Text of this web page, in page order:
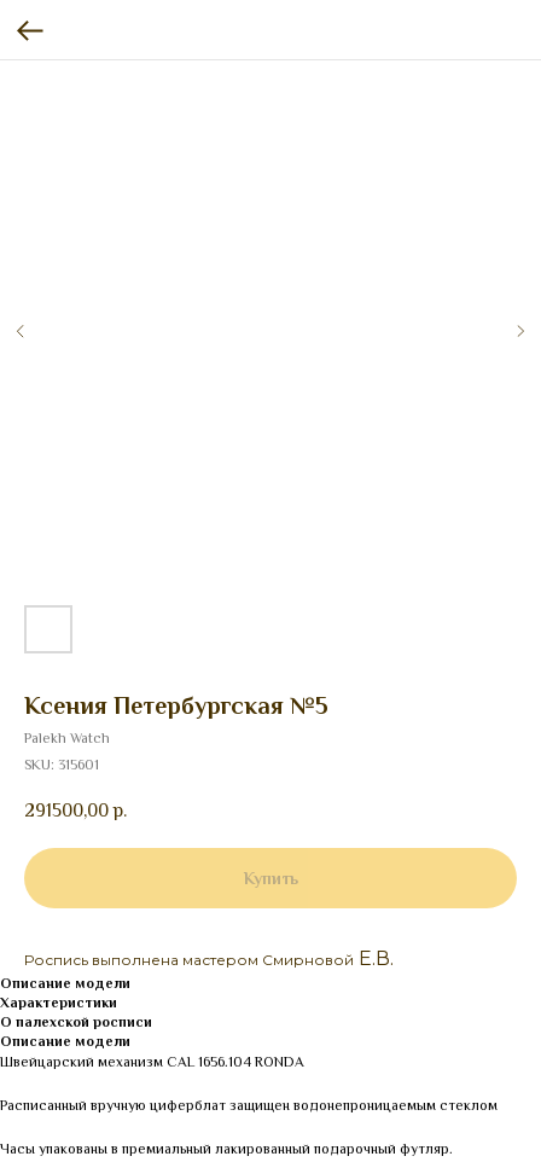
Ксения Петербургская №5
Palekh Watch
SKU: 315601
291500,00 р.
Купить
Роспись выполнена мастером Смирновой Е.В.
Описание модели
Характеристики
О палехской росписи
Описание модели
Швейцарский механизм CAL 1656.104 RONDA
Расписанный вручную циферблат защищен водонепроницаемым стеклом
Часы упакованы в премиальный лакированный подарочный футляр.